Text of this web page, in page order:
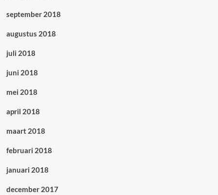
september 2018
augustus 2018
juli 2018
juni 2018
mei 2018
april 2018
maart 2018
februari 2018
januari 2018
december 2017